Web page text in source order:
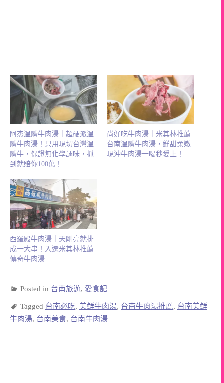
阿杰溫體牛肉湯｜超硬派溫
體牛肉湯！只用現切台灣溫
體牛，保證無化學調味，抓
到就賠你100萬！
尚好吃牛肉湯｜米其林推薦
台南溫體牛肉湯，鮮甜柔嫩
現沖牛肉湯一喝秒愛上！
西羅殿牛肉湯｜天剛亮就排
成一大串！入選米其林推薦
傳奇牛肉湯
Posted in 台南旅遊, 愛食記
Tagged 台南必吃, 美鮮牛肉湯, 台南牛肉湯推薦, 台南美鮮
牛肉湯, 台南美食, 台南牛肉湯